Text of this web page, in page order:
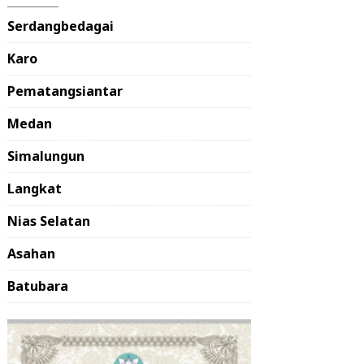
Serdangbedagai
Karo
Pematangsiantar
Medan
Simalungun
Langkat
Nias Selatan
Asahan
Batubara